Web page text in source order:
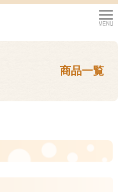
商品一覧